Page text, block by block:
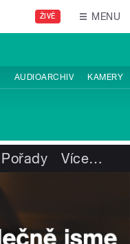
ŽIVĚ MENU
AUDIOARCHIV KAMERY
Pořady Více…